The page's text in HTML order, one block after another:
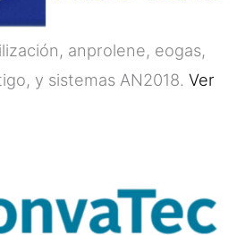
anprolene, eogas,
y sistemas AN2018. Ver